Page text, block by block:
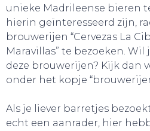
TOURS
unieke Madrileense bieren
hierin geïnteresseerd zijn,
brouwerijen “Cervezas La
Maravillas” te bezoeken.
deze brouwerijen? Kijk dan
onder het kopje
Als je liever barretjes
echt een aanrader, hier